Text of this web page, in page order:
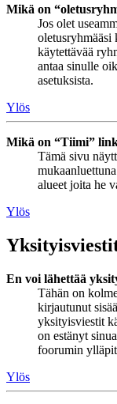
Mikä on
Jos olet
oletusryhmääsi
käytettävää
antaa sinulle
asetuksista.
Ylös
Mikä on “Tiimi”
Tämä sivu
alueet joita he
Ylös
En voi lähettää
Tähän on
kirjautunut
yksityisviestit
on estänyt
foorumin
Ylös